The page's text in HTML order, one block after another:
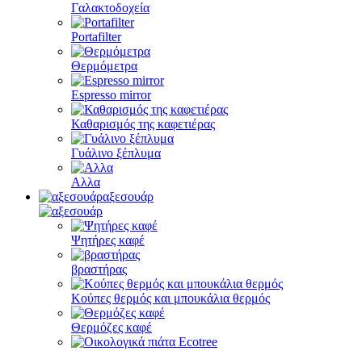
Γαλακτοδοχεία
Portafilter
Θερμόμετρα
Espresso mirror
Καθαρισμός της καφετιέρας
Γυάλινο ξέπλυμα
Αλλα
αξεσουάρ
Ψητήρες καφέ
βραστήρας
Κούπες θερμός και μπουκάλια θερμός
Θερμόζες καφέ